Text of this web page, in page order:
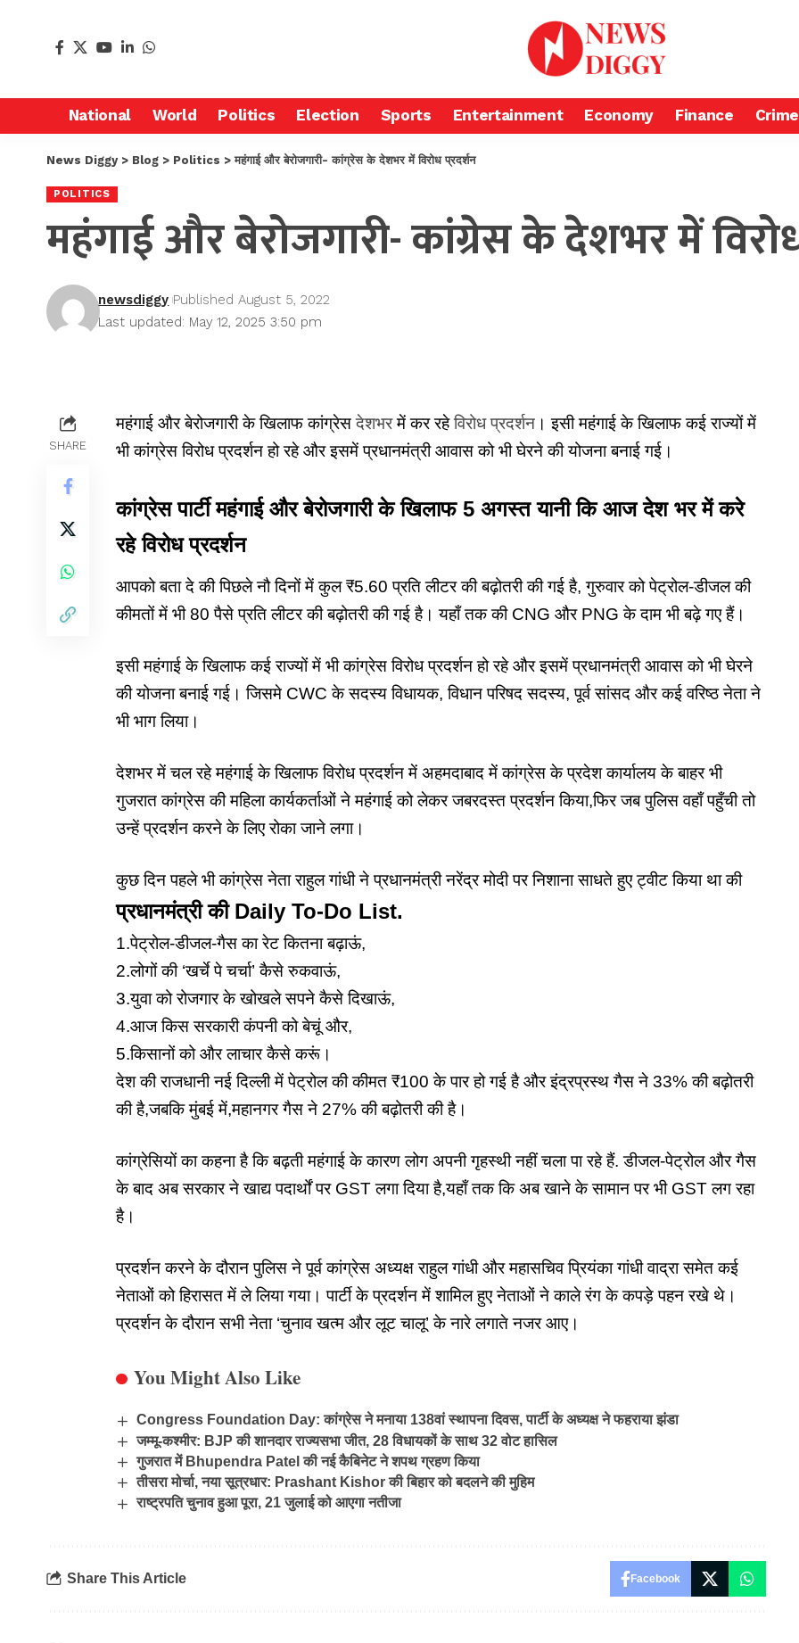
National World Politics Election Sports Entertainment Economy Finance Crime
News Diggy> Blog > Politics > महंगाई और बेरोजगारी- कांग्रेस के देशभर में विरोध प्रदर्शन
POLITICS
महंगाई और बेरोजगारी- कांग्रेस के देशभर में
Last updated: May 12, 2025 3:50 pm
newsdiggy Published August 5, 2022
SHARE
महंगाई और बेरोजगारी के खिलाफ कांग्रेस देशभर में कर रहे विरोध प्रदर्शन । इसी महंगाई के खिलाफ कई राज्यों में
भी कांग्रेस विरोध प्रदर्शन हो रहे और इसमें प्रधानमंत्री आवास को भी घेरने की योजना बनाई गई।
कांग्रेस पार्टी महंगाई और बेरोजगारी के खिलाफ 5 अगस्त यानी कि आज देश भर में करे
रहे विरोध प्रदर्शन
आपको बता दे की पिछले नौ दिनों में कुल ₹5.60 प्रति लीटर की बढ़ोतरी की गई है, गुरुवार को पेट्रोल-डीजल की
कीमतों में भी 80 पैसे प्रति लीटर की बढ़ोतरी की गई है। यहाँ तक की CNG और PNG के दाम भी बढ़े गए हैं।
इसी महंगाई के खिलाफ कई राज्यों में भी कांग्रेस विरोध प्रदर्शन हो रहे और इसमें प्रधानमंत्री आवास को भी घेरने
की योजना बनाई गई। जिसमे CWC के सदस्य विधायक, विधान परिषद सदस्य, पूर्व सांसद और कई वरिष्ठ नेता ने
भी भाग लिया।
देशभर में चल रहे महंगाई के खिलाफ विरोध प्रदर्शन में अहमदाबाद में कांग्रेस के प्रदेश कार्यालय के बाहर भी
गुजरात कांग्रेस की महिला कार्यकर्ताओं ने महंगाई को लेकर जबरदस्त प्रदर्शन किया,फिर जब पुलिस वहाँ पहुँची तो
उन्हें प्रदर्शन करने के लिए रोका जाने लगा।
कुछ दिन पहले भी कांग्रेस नेता राहुल गांधी ने प्रधानमंत्री नरेंद्र मोदी पर निशाना साधते हुए ट्वीट किया था की
प्रधानमंत्री की Daily To-Do List.
1.पेट्रोल-डीजल-गैस का रेट कितना बढ़ाऊं,
2.लोगों की ‘खर्चे पे चर्चा’ कैसे रुकवाऊं,
3.युवा को रोजगार के खोखले सपने कैसे दिखाऊं,
4.आज किस सरकारी कंपनी को बेचूं और,
5.किसानों को और लाचार कैसे करूं।
देश की राजधानी नई दिल्ली में पेट्रोल की कीमत ₹100 के पार हो गई है और इंद्रप्रस्थ गैस ने 33% की बढ़ोतरी
की है,जबकि मुंबई में,महानगर गैस ने 27% की बढ़ोतरी की है।
कांग्रेसियों का कहना है कि बढ़ती महंगाई के कारण लोग अपनी गृहस्थी नहीं चला पा रहे हैं. डीजल-पेट्रोल और गैस
के बाद अब सरकार ने खाद्य पदार्थों पर GST लगा दिया है,यहाँ तक कि अब खाने के सामान पर भी GST लग रहा
है।
प्रदर्शन करने के दौरान पुलिस ने पूर्व कांग्रेस अध्यक्ष राहुल गांधी और महासचिव प्रियंका गांधी वाद्रा समेत कई
नेताओं को हिरासत में ले लिया गया। पार्टी के प्रदर्शन में शामिल हुए नेताओं ने काले रंग के कपड़े पहन रखे थे।
प्रदर्शन के दौरान सभी नेता ‘चुनाव खत्म और लूट चालू’ के नारे लगाते नजर आए।
You Might Also Like
Congress Foundation Day: कांग्रेस ने मनाया 138वां स्थापना दिवस, पार्टी के अध्यक्ष ने फहराया झंडा
जम्मू-कश्मीर: BJP की शानदार राज्यसभा जीत, 28 विधायकों के साथ 32 वोट हासिल
गुजरात में Bhupendra Patel की नई कैबिनेट ने शपथ ग्रहण किया
तीसरा मोर्चा, नया सूत्रधार: Prashant Kishor की बिहार को बदलने की मुहिम
राष्ट्रपति चुनाव हुआ पूरा, 21 जुलाई को आएगा नतीजा
Share This Article Facebook